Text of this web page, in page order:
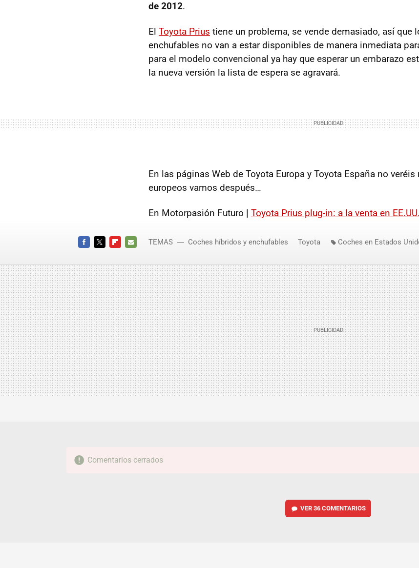
de 2012.
El Toyota Prius tiene un problema, se vende demasiado, así que
enchufables no van a estar disponibles de manera inmediata
para el modelo convencional ya hay que esperar un embarazo
la nueva versión la lista de espera se agravará.
En las páginas Web de Toyota Europa y Toyota España no
europeos vamos después…
En Motorpasión Futuro | Toyota Prius plug-in: a la venta en
MAIL
TEMAS Coches híbridos y enchufables Toyota Coches en Estados
Comentarios cerrados
VER 36 COMENTARIOS